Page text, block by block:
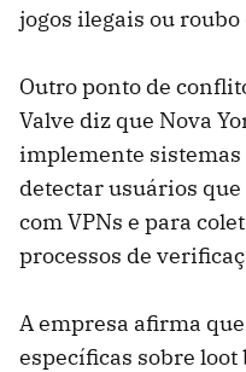
jogos ilegais ou
Outro ponto de
Valve diz que Nova
implemente
detectar usuários
com VPNs e para
processos de
A empresa afirma
específicas sobre loot